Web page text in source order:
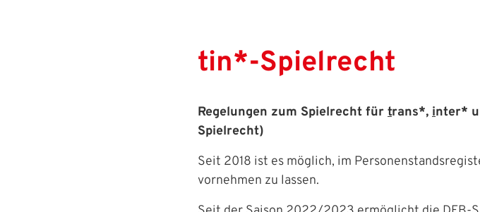
tin*-Spielrecht
Regelungen zum Spielrecht für trans*, inter*
Spielrecht)
Seit 2018 ist es möglich, im
vornehmen zu lassen.